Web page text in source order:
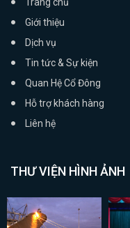
Giới thiệu
Dịch vụ
Tin tức & Sự kiện
Quan Hệ Cổ Đông
Hỗ trợ khách hàng
Liên hệ
THƯ VIỆN HÌNH ẢNH